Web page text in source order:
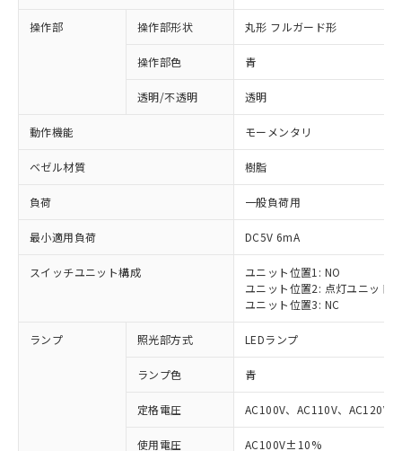
操作部 操作部形状 丸形 フルガード形
操作部色 青
透明/不透明 透明
動作機能 モーメンタリ
ベゼル材質 樹脂
負荷 一般負荷用
最小適用負荷 DC5V 6mA
スイッチユニット構成
ユニット位置1: NO
ユニット位置2: 点灯ユニット
ユニット位置3: NC
ランプ 照光部方式 LEDランプ
ランプ色 青
定格電圧 AC100V、AC110V、AC120V
使用電圧
AC100V±10%